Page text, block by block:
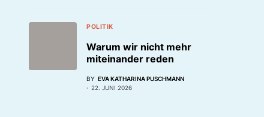
POLITIK
Warum wir nicht mehr
miteinander reden
BY EVA KATHARINA PUSCHMANN
22. JUNI 2026